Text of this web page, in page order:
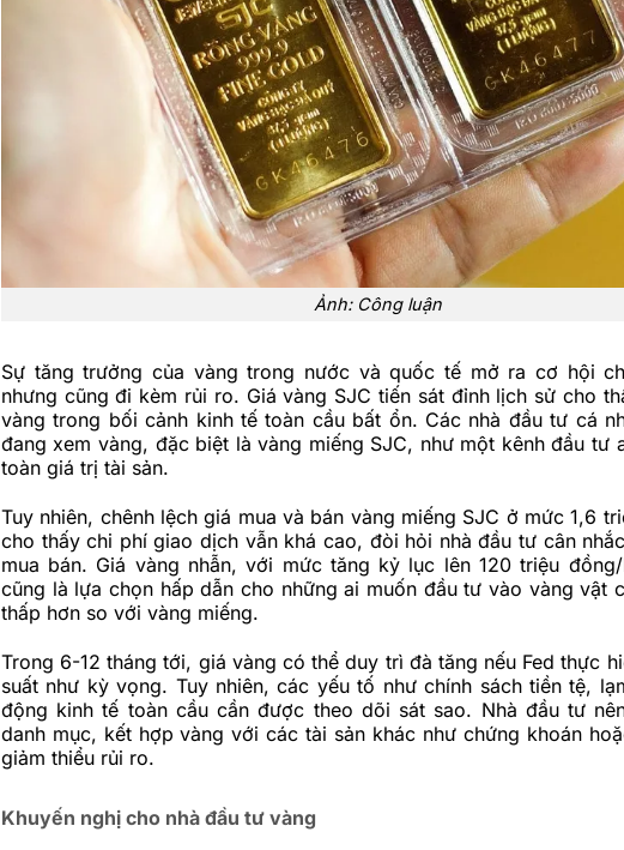
Ảnh: Công luận
Sự tăng trưởng của vàng trong nước và quốc tế mở ra cơ hội
nhưng cũng đi kèm rủi ro. Giá vàng SJC tiến sát đỉnh lịch sử cho
vàng trong bối cảnh kinh tế toàn cầu bất ổn. Các nhà đầu tư cá
đang xem vàng, đặc biệt là vàng miếng SJC, như một kênh đầu tư
toàn giá trị tài sản.
Tuy nhiên, chênh lệch giá mua và bán vàng miếng SJC ở mức 1,6
cho thấy chi phí giao dịch vẫn khá cao, đòi hỏi nhà đầu tư cân
mua bán. Giá vàng nhẫn, với mức tăng kỷ lục lên 120 triệu
cũng là lựa chọn hấp dẫn cho những ai muốn đầu tư vào vàng vật
thấp hơn so với vàng miếng.
Trong 6-12 tháng tới, giá vàng có thể duy trì đà tăng nếu Fed thực
suất như kỳ vọng. Tuy nhiên, các yếu tố như chính sách tiền tệ,
động kinh tế toàn cầu cần được theo dõi sát sao. Nhà đầu tư
danh mục, kết hợp vàng với các tài sản khác như chứng khoán
giảm thiểu rủi ro.
Khuyến nghị cho nhà đầu tư vàng